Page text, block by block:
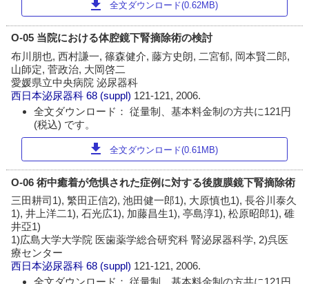
download 全文ダウンロード(0.62MB)
O-05 当院における体腔鏡下腎摘除術の検討
布川朋也, 西村謙一, 篠森健介, 藤方史朗, 二宮郁, 岡本賢二郎,
山師定, 菅政治, 大岡啓二
愛媛県立中央病院 泌尿器科
西日本泌尿器科 68 (suppl) 121-121, 2006.
全文ダウンロード： 従量制、基本料金制の方共に121円
(税込) です。
download 全文ダウンロード(0.61MB)
O-06 術中癒着が危惧された症例に対する後腹膜鏡下腎摘除術
三田耕司1), 繁田正信2), 池田健一郎1), 大原慎也1), 長谷川泰久
1), 井上洋二1), 石光広1), 加藤昌生1), 亭島淳1), 松原昭郎1), 碓
井亞1)
1)広島大学大学院 医歯薬学総合研究科 腎泌尿器科学, 2)呉医
療センター
西日本泌尿器科 68 (suppl) 121-121, 2006.
全文ダウンロード： 従量制、基本料金制の方共に121円